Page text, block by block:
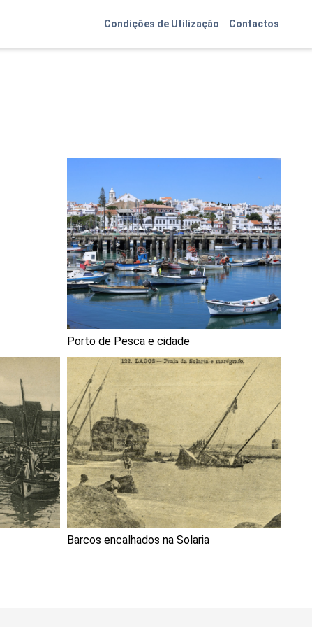
Condições de Utilização Contactos
Porto de Pesca e cidade
Barcos encalhados na Solaria